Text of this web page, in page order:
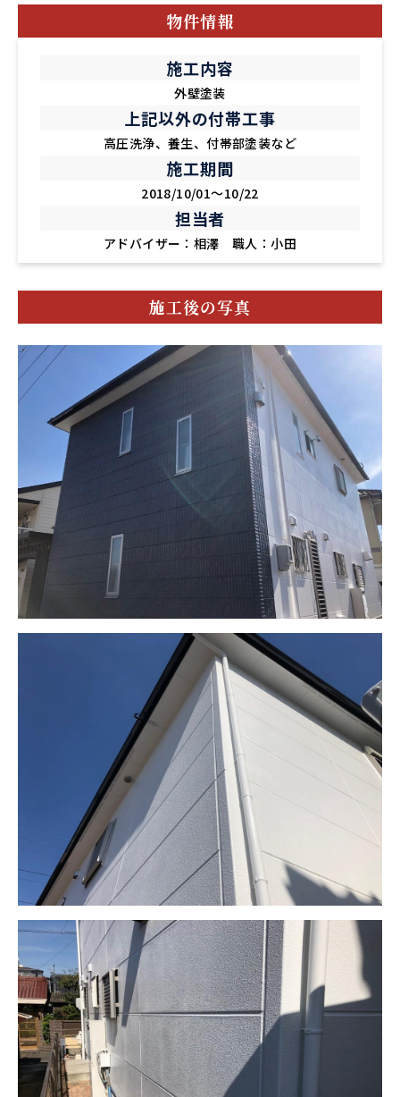
物件情報
施工内容
外壁塗装
上記以外の付帯工事
高圧洗浄、養生、付帯部塗装など
施工期間
2018/10/01～10/22
担当者
アドバイザー：相澤 職人：小田
施工後の写真